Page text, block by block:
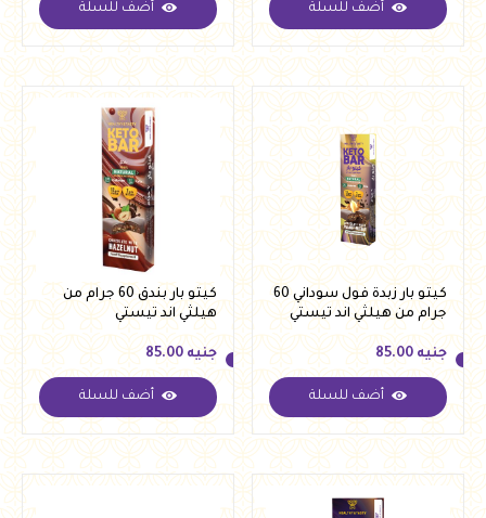
جنيه
أضف للسلة
جنيه
أضف للسلة
كيتو بار زبدة فول سوداني 60
جرام من هيلثي اند تيستي
جنيه
جنيه 85.00
أضف للسلة
كيتو بار بندق 60 جرام من
هيلثي اند تيستي
جنيه
جنيه 85.00
أضف للسلة